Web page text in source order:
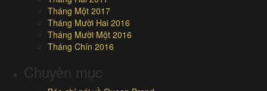
Tháng Một 2017
Tháng Mười Hai 2016
Tháng Mười Một 2016
Tháng Chín 2016
Chuyên mục